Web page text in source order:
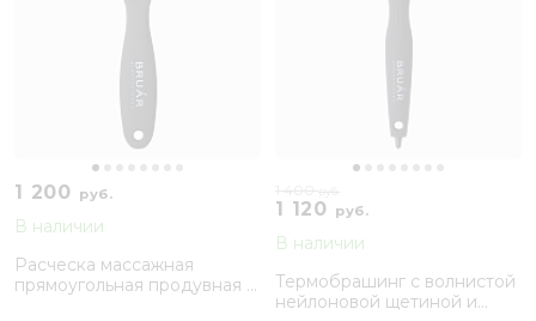
1 200 руб.
В наличии
Расческа массажная
прямоугольная продувная с
1 120 руб.
В наличии
Термобрашинг с волнистой
нейлоновой щетиной и